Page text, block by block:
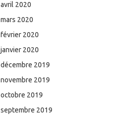
avril 2020
mars 2020
février 2020
janvier 2020
décembre 2019
novembre 2019
octobre 2019
septembre 2019